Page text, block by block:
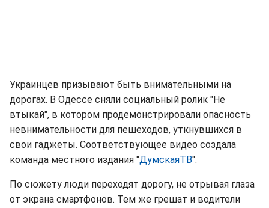
Украинцев призывают быть внимательными на
дорогах. В Одессе сняли социальный ролик "Не
втыкай", в котором продемонстрировали опасность
невнимательности для пешеходов, уткнувшихся в
свои гаджеты. Соответствующее видео создала
команда местного издания "ДумскаяТВ".
По сюжету люди переходят дорогу, не отрывая глаза
от экрана смартфонов. Тем же грешат и водители